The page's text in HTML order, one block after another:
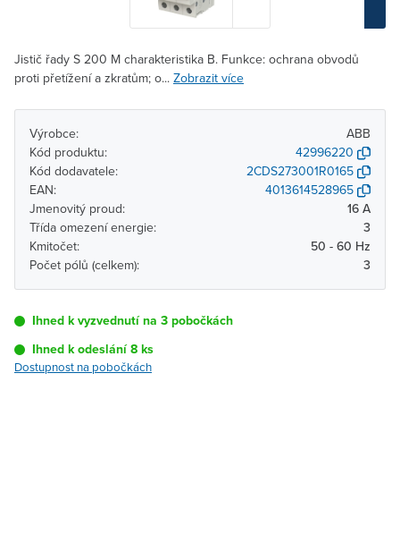
Jistič řady S 200 M charakteristika B. Funkce: ochrana obvodů
proti přetížení a zkratům; o... Zobrazit více
Výrobce:
ABB
Kód produktu:
42996220
Kód dodavatele:
2CDS273001R0165
EAN:
4013614528965
Jmenovitý proud:
16 A
Třída omezení energie:
3
Kmitočet:
50 - 60 Hz
Počet pólů (celkem):
3
Ihned k vyzvednutí na 3 pobočkách
Ihned k odeslání 8 ks
Dostupnost na pobočkách